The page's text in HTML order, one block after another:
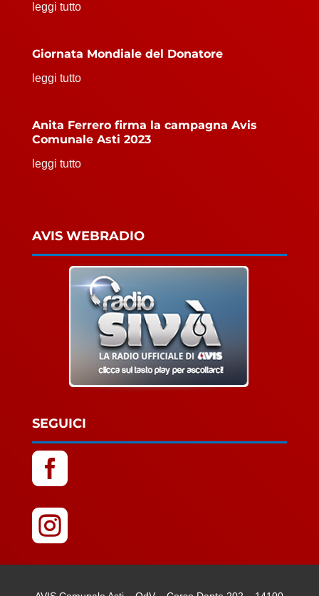
leggi tutto
Giornata Mondiale del Donatore
leggi tutto
Anita Ferrero firma la campagna Avis
Comunale Asti 2023
leggi tutto
AVIS WEBRADIO
SEGUICI

